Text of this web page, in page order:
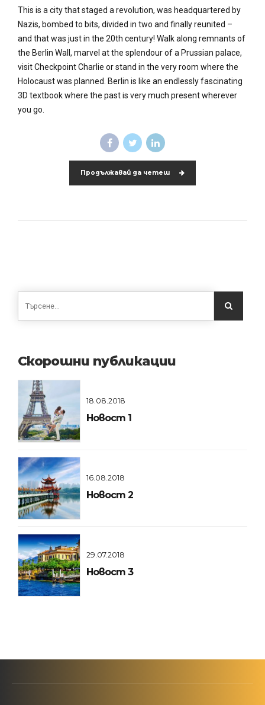
This is a city that staged a revolution, was headquartered by
Nazis, bombed to bits, divided in two and finally reunited –
and that was just in the 20th century! Walk along remnants of
the Berlin Wall, marvel at the splendour of a Prussian palace,
visit Checkpoint Charlie or stand in the very room where the
Holocaust was planned. Berlin is like an endlessly fascinating
3D textbook where the past is very much present wherever
you go.
Продължавай да четеш
Скорошни публикации
18.08.2018
Новост 1
16.08.2018
Новост 2
29.07.2018
Новост 3